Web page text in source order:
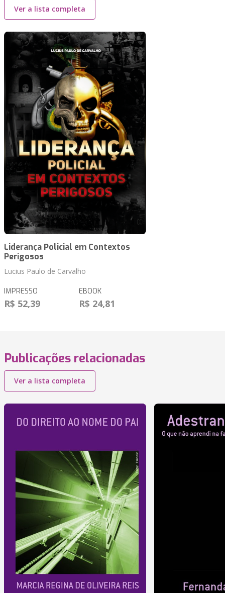
Ver a lista completa
Liderança Policial em Contextos
Perigosos
Lucius Paulo de Carvalho
IMPRESSO
R$ 52,39
EBOOK
R$ 24,81
Publicações relacionadas
Ver a lista completa